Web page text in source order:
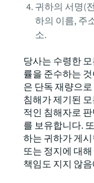
귀하의 서명(
하의 이름, 주
소.
당사는 수령한
률을 준수하는
은 단독 재량으
침해가 제기된
적인 침해자로
를 보유합니다.
하는 귀하가 게
또는 정지에 대
책임도 지지 않